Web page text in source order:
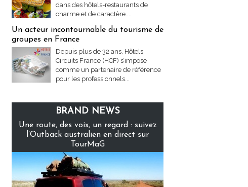
dans des hôtels-restaurants de
charme et de caractère....
Un acteur incontournable du tourisme de
groupes en France
Depuis plus de 32 ans, Hôtels
Circuits France (HCF) s’impose
comme un partenaire de référence
pour les professionnels...
BRAND NEWS
Une route, des voix, un regard : suivez
l’Outback australien en direct sur
TourMaG